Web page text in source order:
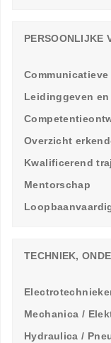
PERSOONLIJKE
Leidinggeven
Overzicht
Kwalificerend
Mentorschap
TECHNIEK,
Mechanica /
Hydraulica /